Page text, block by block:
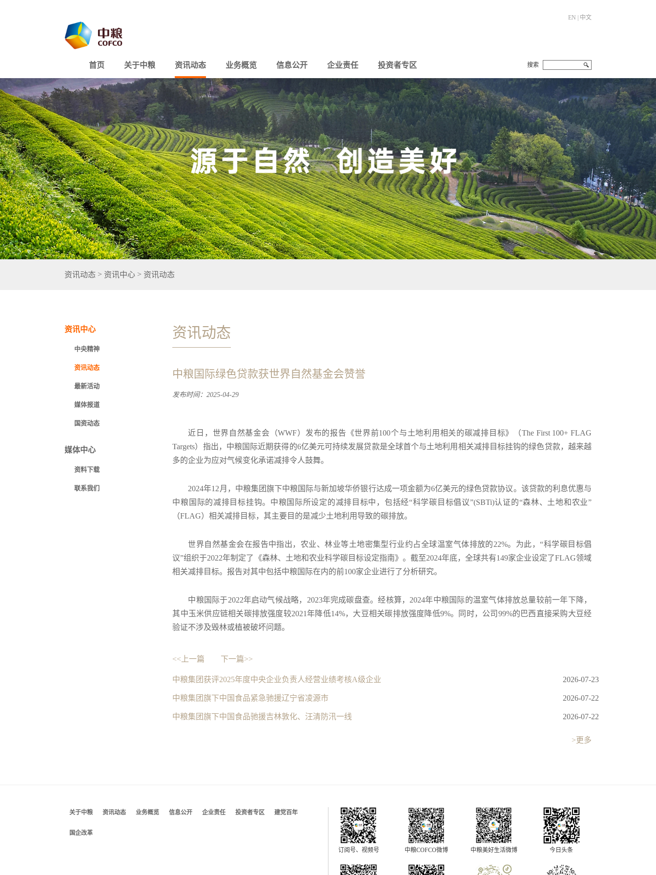
EN 中文
首页 关于中粮 资讯动态 业务概览 信息公开 企业责任 投资者专区 搜索
资讯动态 > 资讯中心 > 资讯动态
资讯中心
中央精神
资讯动态
最新活动
媒体报道
国资动态
媒体中心
资料下载
联系我们
资讯动态
中粮国际绿色贷款获世界自然基金会赞誉
发布时间：2025-04-29
近日，世界自然基金会（WWF）发布的报告《世界前100个与土地利用相关的碳减排目标》（The First 100+ FLAG
Targets）指出，中粮国际近期获得的6亿美元可持续发展贷款是全球首个与土地利用相关减排目标挂钩的绿色贷款，越来越
多的企业为应对气候变化承诺减排令人鼓舞。
2024年12月，中粮集团旗下中粮国际与新加坡华侨银行达成一项金额为6亿美元的绿色贷款协议。该贷款的利息优惠与
中粮国际的减排目标挂钩。中粮国际所设定的减排目标中，包括经“科学碳目标倡议”(SBTi)认证的“森林、土地和农业”
（FLAG）相关减排目标，其主要目的是减少土地利用导致的碳排放。
世界自然基金会在报告中指出，农业、林业等土地密集型行业约占全球温室气体排放的22%。为此，“科学碳目标倡
议”组织于2022年制定了《森林、土地和农业科学碳目标设定指南》。截至2024年底，全球共有149家企业设定了FLAG领域
相关减排目标。报告对其中包括中粮国际在内的前100家企业进行了分析研究。
中粮国际于2022年启动气候战略，2023年完成碳盘查。经核算，2024年中粮国际的温室气体排放总量较前一年下降，
其中玉米供应链相关碳排放强度较2021年降低14%，大豆相关碳排放强度降低9%。同时，公司99%的巴西直接采购大豆经
验证不涉及毁林或植被破坏问题。
<<上一篇 下一篇>>
中粮集团获评2025年度中央企业负责人经营业绩考核A级企业 2026-07-23
中粮集团旗下中国食品紧急驰援辽宁省凌源市 2026-07-22
中粮集团旗下中国食品驰援吉林敦化、汪清防汛一线 2026-07-22
>更多
关于中粮 资讯动态 业务概览 信息公开 企业责任 投资者专区 建党百年
国企改革
订阅号、视频号 中粮COFCO微博 中粮美好生活微博 今日头条